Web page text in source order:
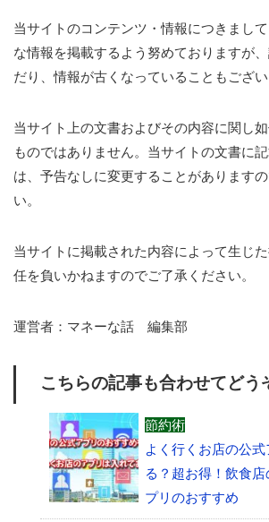
当サイトのコンテンツ・情報につきまし
な情報を掲載するよう努めておりますが
だり、情報が古くなっていることもござい
当サイト上の文書およびその内容に関し
ものではありません。当サイトの文書に
は、予告なしに変更することがあります
い。
当サイトに掲載された内容によって生じ
任を負いかねますのでご了承ください。
運営者：マネーな話 編集部
こちらの記事も合わせてどう
節約術
よく行くお店の公
る？超お得！飲食
プリのおすすめ